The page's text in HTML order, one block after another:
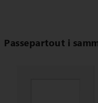
Passepartout i